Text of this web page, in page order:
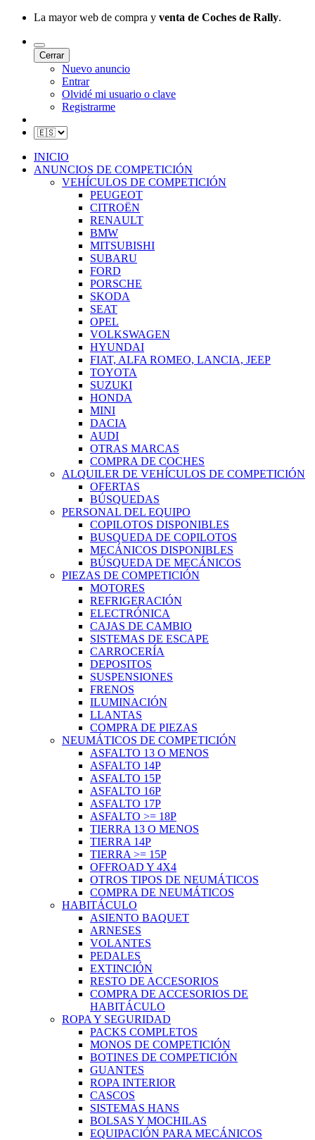
La mayor web de compra y venta de Coches de Rally.
Cerrar
Nuevo anuncio
Entrar
Olvidé mi usuario o clave
Registrarme
INICIO
ANUNCIOS DE COMPETICIÓN
VEHÍCULOS DE COMPETICIÓN
PEUGEOT
CITROËN
RENAULT
BMW
MITSUBISHI
SUBARU
FORD
PORSCHE
SKODA
SEAT
OPEL
VOLKSWAGEN
HYUNDAI
FIAT, ALFA ROMEO, LANCIA, JEEP
TOYOTA
SUZUKI
HONDA
MINI
DACIA
AUDI
OTRAS MARCAS
COMPRA DE COCHES
ALQUILER DE VEHÍCULOS DE COMPETICIÓN
OFERTAS
BÚSQUEDAS
PERSONAL DEL EQUIPO
COPILOTOS DISPONIBLES
BUSQUEDA DE COPILOTOS
MECÁNICOS DISPONIBLES
BÚSQUEDA DE MECÁNICOS
PIEZAS DE COMPETICIÓN
MOTORES
REFRIGERACIÓN
ELECTRÓNICA
CAJAS DE CAMBIO
SISTEMAS DE ESCAPE
CARROCERÍA
DEPOSITOS
SUSPENSIONES
FRENOS
ILUMINACIÓN
LLANTAS
COMPRA DE PIEZAS
NEUMÁTICOS DE COMPETICIÓN
ASFALTO 13 O MENOS
ASFALTO 14P
ASFALTO 15P
ASFALTO 16P
ASFALTO 17P
ASFALTO >= 18P
TIERRA 13 O MENOS
TIERRA 14P
TIERRA >= 15P
OFFROAD Y 4X4
OTROS TIPOS DE NEUMÁTICOS
COMPRA DE NEUMÁTICOS
HABITÁCULO
ASIENTO BAQUET
ARNESES
VOLANTES
PEDALES
EXTINCIÓN
RESTO DE ACCESORIOS
COMPRA DE ACCESORIOS DE
HABITÁCULO
ROPA Y SEGURIDAD
PACKS COMPLETOS
MONOS DE COMPETICIÓN
BOTINES DE COMPETICIÓN
GUANTES
ROPA INTERIOR
CASCOS
SISTEMAS HANS
BOLSAS Y MOCHILAS
EQUIPACIÓN PARA MECÁNICOS